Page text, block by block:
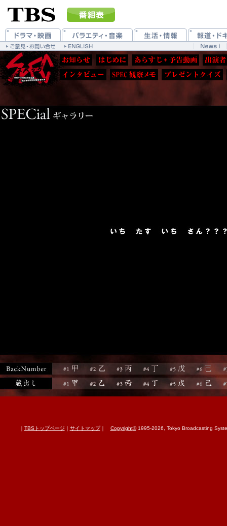
｜ TBSトップページ ｜ サイトマップ｜ Copyright© 1995-2026, Tokyo Broadcasting